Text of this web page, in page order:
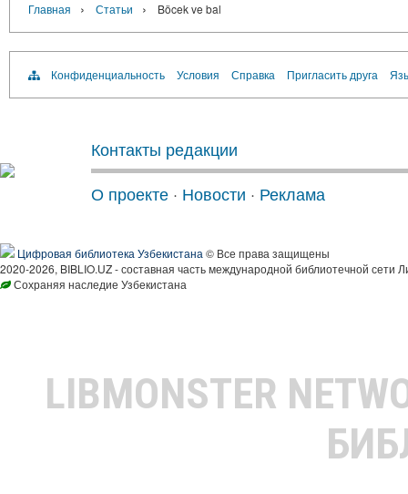
Главная › Статьи › Böcek ve bal
Конфиденциальность Условия Справка Пригласить друга
Контакты редакции
О проекте · Новости · Реклама
Цифровая библиотека Узбекистана © Все права защищены
2020-2026, BIBLIO.UZ - составная часть международной библиотечной сети
Сохраняя наследие Узбекистана
LIBMONSTER